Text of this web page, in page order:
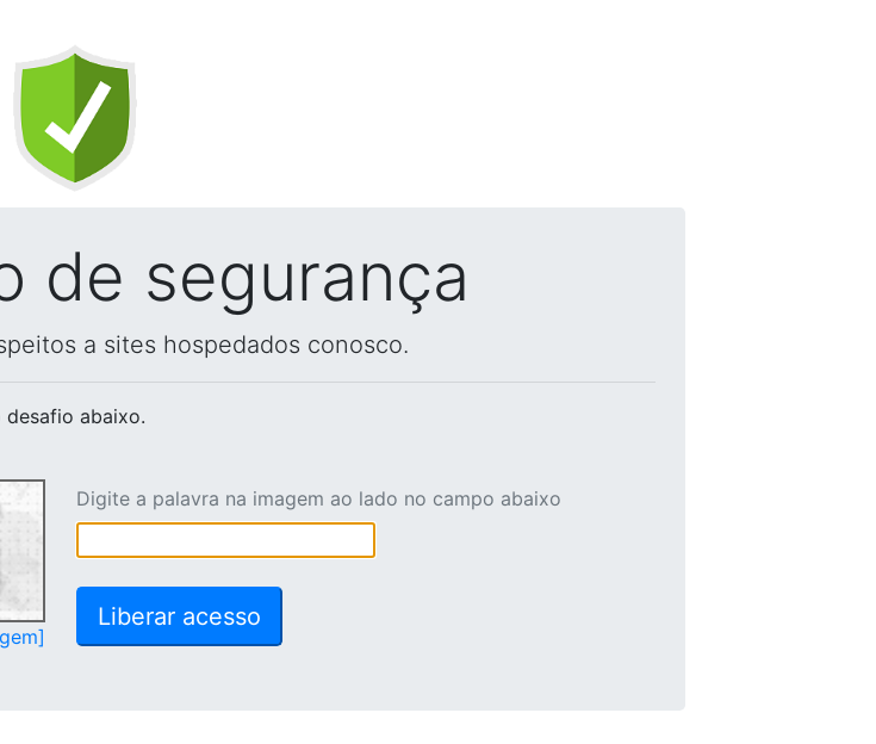
de segurança
a sites hospedados conosco.
desafio abaixo.
Digite a palavra na imagem ao lado no campo abaixo